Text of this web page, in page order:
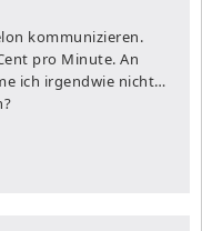
kommunizieren.
pro Minute. An
ich irgendwie nicht…